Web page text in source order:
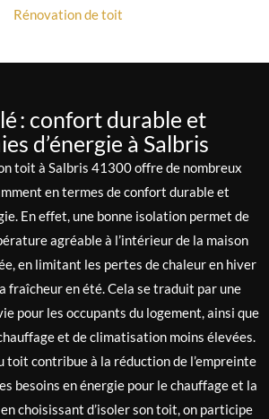
Rénovation de toit
: confort durable et
d’énergie à Salbris
toit à Salbris 41300 offre de nombreux
en termes de confort durable et
En effet, une bonne isolation permet de
agréable à l’intérieur de la maison
en limitant les pertes de chaleur en hiver
fraîcheur en été. Cela se traduit par une
pour les occupants du logement, ainsi que
et de climatisation moins élevées.
toit contribue à la réduction de l’empreinte
besoins en énergie pour le chauffage et la
choisissant d’isoler son toit, on participe